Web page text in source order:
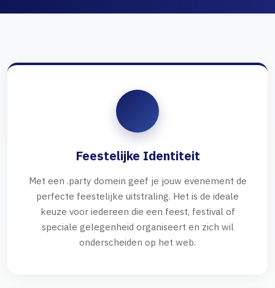
Feestelijke Identiteit
Met een .party domein geef je jouw evenement de
perfecte feestelijke uitstraling. Het is de ideale
keuze voor iedereen die een feest, festival of
speciale gelegenheid organiseert en zich wil
onderscheiden op het web.